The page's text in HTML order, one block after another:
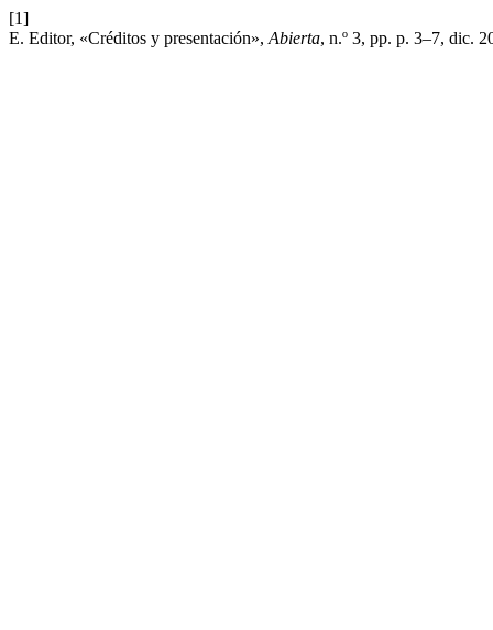
[1]
E. Editor, «Créditos y presentación», Abierta, n.º 3, pp. p. 3–7, dic.